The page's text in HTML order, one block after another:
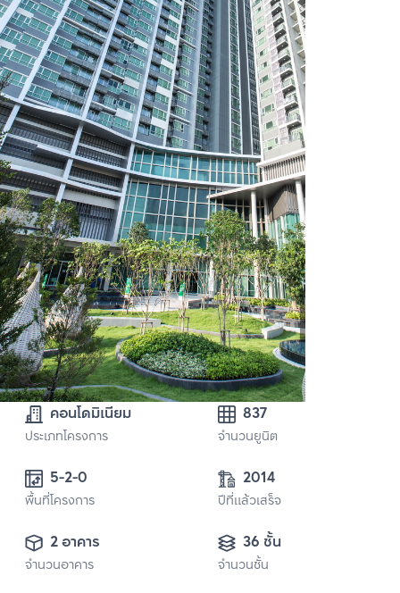
คอนโดมิเนียม
ประเภทโครงการ
837
จำนวนยูนิต
พื้นที่โครงการ
2014
ปีที่แล้วเสร็จ
2 อาคาร
จำนวนอาคาร
36 ชั้น
จำนวนชั้น